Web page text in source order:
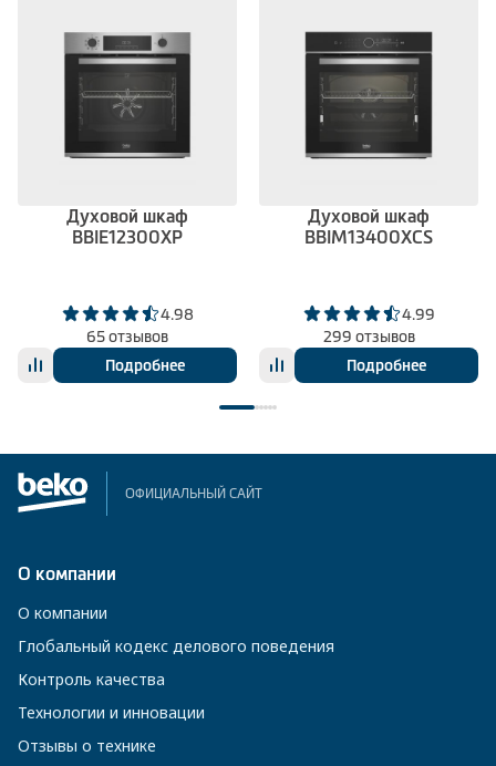
Духовой шкаф
BBIE12300XP
4.98
65 отзывов
Подробнее
Духовой шкаф
BBIM13400XCS
4.99
299 отзывов
Подробнее
ОФИЦИАЛЬНЫЙ САЙТ
О компании
О компании
Глобальный кодекс делового поведения
Контроль качества
Технологии и инновации
Отзывы о технике